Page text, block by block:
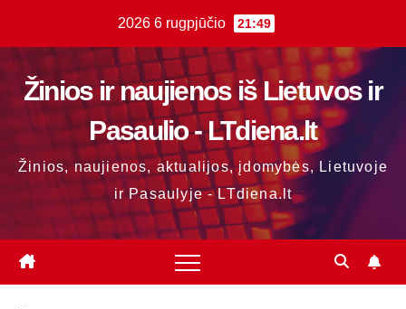
content
2026 6 rugpjūčio 21:49
Žinios ir naujienos iš Lietuvos ir
Pasaulio - LTdiena.lt
Žinios, naujienos, aktualijos, įdomybės, Lietuvoje
ir Pasaulyje - LTdiena.lt